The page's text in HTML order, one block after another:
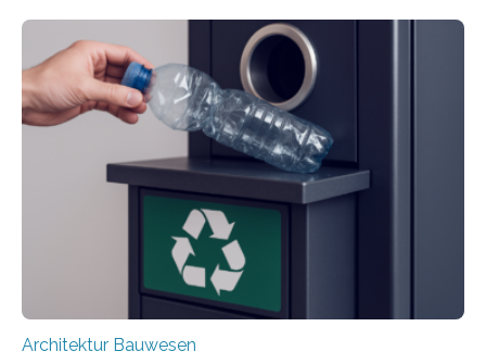
Projekt ReCon gemeinsam mit Unternehmenspartnern
ein Klett-Verbindungssystem für Gebäude entwickelt:
Damit lassen sich unterschiedliche Gebäudeteile
resilient verbinden und bei Bedarf einfach voneinander
trennen. Der Fokus lag auf der Verbindung von
Bauteilen mit unterschiedlicher Lebensdauer, bei denen
irreversible Verbindungen den Austausch üblicherweise
erschweren. Hierzu untersuchten die Forschenden zwei
unterschiedliche Zugänge. Einerseits klebten sie…
Architektur Bauwesen